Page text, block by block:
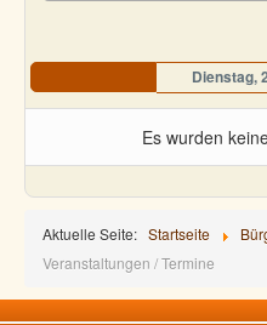
Dienstag,
Es wurden
Aktuelle Seite: Startseite
Veranstaltungen / Termine